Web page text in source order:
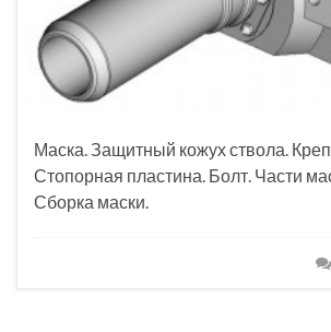
Маска. Защитный кожух ствола.
Стопорная пластина. Болт. Части
Сборка маски.